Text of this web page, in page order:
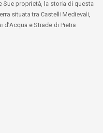
Sue proprietà, la storia di questa
situata tra Castelli Medievali,
d’Acqua e Strade di Pietra